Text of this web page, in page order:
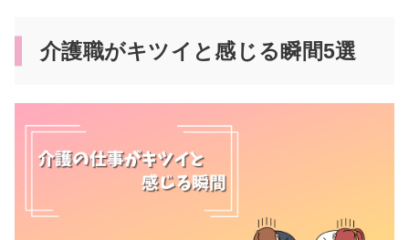
介護職がキツイと感じる瞬間5選